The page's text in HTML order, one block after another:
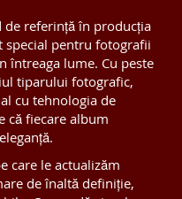
de referință în producția
pentru fotografii
întreaga lume. Cu peste
tiparului fotografic,
cu tehnologia de
că fiecare album
care le actualizăm
de înaltă definiție,